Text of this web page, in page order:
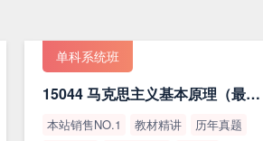
单科系统班
15044 马克思主义基本原理（最新版）
本站销售NO.1 教材精讲
历年真题